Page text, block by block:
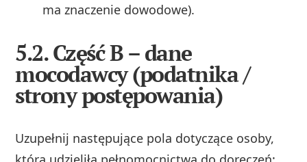
ma znaczenie dowodowe).
5.2. Część B – dane
mocodawcy (podatnika /
strony postępowania)
Uzupełnij następujące pola dotyczące osoby,